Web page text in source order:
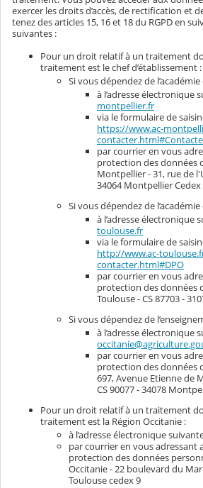
exercer les droits d’accès, de rectification et
tenez des articles 15, 16 et 18 du RGPD en
suivantes :
Pour un droit relatif à un traitement
traitement est le chef d’établissement :
Si vous dépendez de
à l’adresse électronique
montpellier.fr
via le formulaire de
https://www.ac-
par courrier en vous
protection des données
Montpellier - 31, rue de
34064 Montpellier Cedex
Si vous dépendez de
à l’adresse électronique
toulouse.fr
via le formulaire de
http://www.ac-
contacter.html#DPO
par courrier en vous
protection des données
Toulouse - CS 87703 -
Si vous dépendez de
à l’adresse électronique
par courrier en vous
protection des données
697, Avenue Etienne de
CS 90077 - 34078
Pour un droit relatif à un traitement
traitement est la Région Occitanie :
à l’adresse électronique
par courrier en vous adressant
protection des données
Occitanie - 22 boulevard du
Toulouse cedex 9